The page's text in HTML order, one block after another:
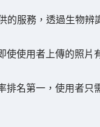
的服務，透過生物
使使用者上傳的照
排名第一，使用者